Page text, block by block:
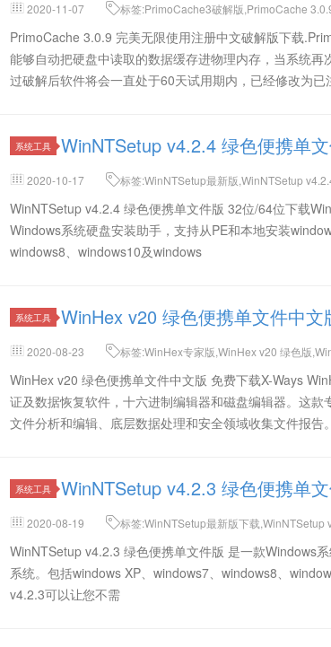
2020-11-07
标签:PrimoCache3破解版,PrimoCache
PrimoCache 3.0.9 完美无限使用注册中文破解版下载
能够自动把硬盘中读取的数据缓存进物理内存，当系统
过破解后软件将会一直处于60天试用期内，已经修改为
系统工具 WinNTSetup v4.2.4 绿色便携单
2020-10-17
标签:WinNTSetup最新版,WinNTSetup
WinNTSetup v4.2.4 绿色便携单文件版 32位/64位下载
Windows系统硬盘安装助手，支持从PE和本地安装
windows8、windows10及windows
系统工具 WinHex v20 绿色便携单文件中文
2020-08-23 标签:WinHex专家版,WinHex v20 绿色版
WinHex v20 绿色便携单文件中文版 免费下载X-Ways
证及数据恢复软件，十六进制编辑器和磁盘编辑器。这款
文件分析和编辑、底层数据处理和安全领域收集文件报告
系统工具 WinNTSetup v4.2.3 绿色便携单
2020-08-19
标签:WinNTSetup最新版下载,WinNTSetup
WinNTSetup v4.2.3 绿色便携单文件版 是一款Windows
系统。包括windows XP、windows7、windows8、
v4.2.3可以让您不需